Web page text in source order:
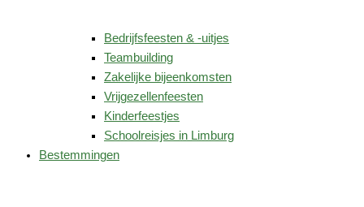
Bedrijfsfeesten & -uitjes
Teambuilding
Zakelijke bijeenkomsten
Vrijgezellenfeesten
Kinderfeestjes
Schoolreisjes in Limburg
Bestemmingen